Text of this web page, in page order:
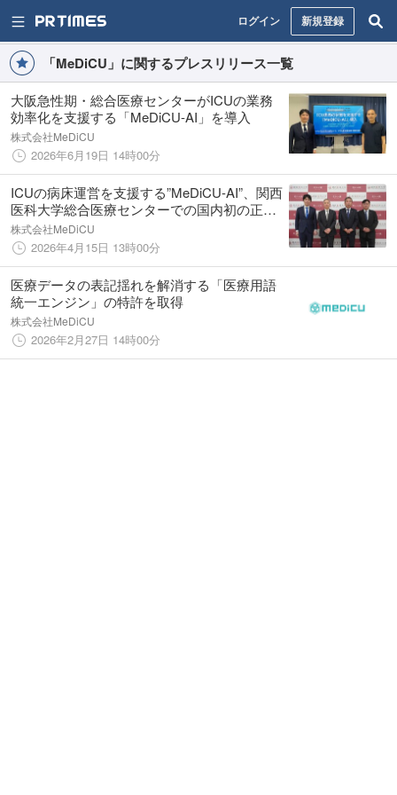
ログイン 新規登録
「MeDiCU」に関するプレスリリース一覧
大阪急性期・総合医療センターがICUの業務
効率化を支援する「MeDiCU-AI」を導入
株式会社MeDiCU
2026年6月19日 14時00分
ICUの病床運営を支援する”MeDiCU-AI”、関西
医科大学総合医療センターでの国内初の正式
導入が決定
株式会社MeDiCU
2026年4月15日 13時00分
医療データの表記揺れを解消する「医療用語
統一エンジン」の特許を取得
株式会社MeDiCU
2026年2月27日 14時00分